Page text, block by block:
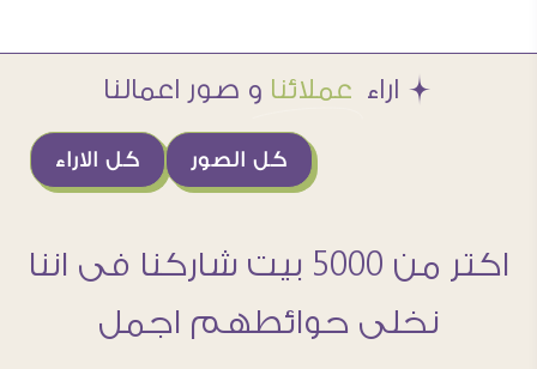
Æ اراء عملائنا و صور اعمالنا
كل الاراء كل الصور
اكتر من 5000 بيت شاركنا فى اننا
نخلى حوائطهم اجمل